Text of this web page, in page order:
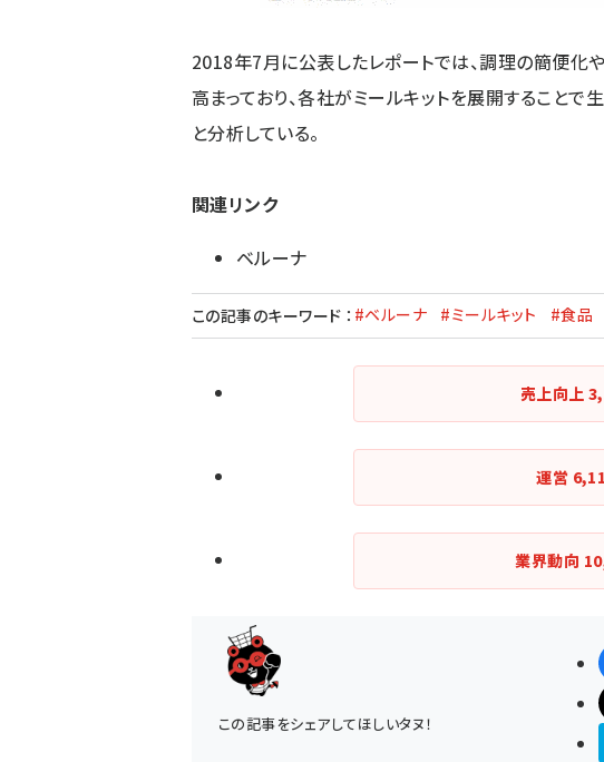
2018年7月に公表したレポートでは、調理の簡便化
高まっており、各社がミールキットを展開すること
と分析している。
関連リンク
ベルーナ
この記事のキーワード ： #ベルーナ #ミールキット #食品
売上向上
運営
業界動向
この記事をシェアしてほしいタヌ！